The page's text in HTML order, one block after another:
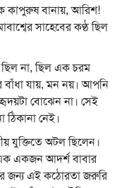
কাপুরুষ বানায়, আরিশ!
সাহেবের কণ্ঠ ছিল
ছিল না, ছিল এক চরম
বাঁধা যায়, মন নয়। আপনি
বোঝেন না। সেই
নেই।
যুক্তিতে অটল ছিলেন।
একজন আদর্শ বাবার
জন্য এই কঠোরতা জরুরি